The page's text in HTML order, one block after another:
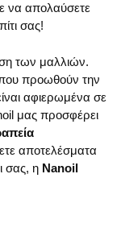
να απολαύσετε
σας!
των μαλλιών.
προωθούν την
αφιερωμένα σε
μας προσφέρει
αποτελέσματα
σας, η Nanoil